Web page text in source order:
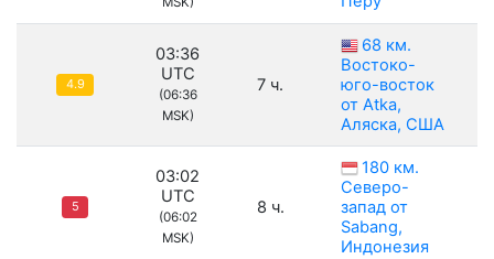
4.9
03:36
UTC
(06:36
MSK)
7 ч.
68 км.
Востоко-
юго-восток
от Atka,
Аляска, США
5
03:02
UTC
(06:02
MSK)
8 ч.
180 км.
Северо-
запад от
Sabang,
Индонезия